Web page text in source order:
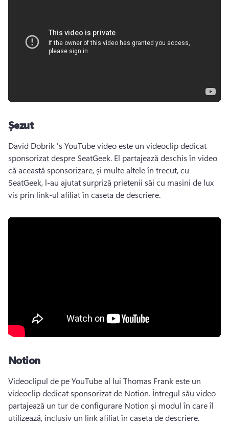
Șezut
David Dobrik 's YouTube video este un videoclip dedicat
sponsorizat despre SeatGeek. El partajează deschis în video
că această sponsorizare, și multe altele în trecut, cu
SeatGeek, l-au ajutat surpriză prietenii săi cu masini de lux
vis prin link-ul afiliat în caseta de descriere.
Notion
Videoclipul de pe YouTube al lui Thomas Frank este un
videoclip dedicat sponsorizat de Notion. Întregul său video
partajează un tur de configurare Notion și modul în care îl
utilizează, inclusiv un link afiliat în caseta de descriere.